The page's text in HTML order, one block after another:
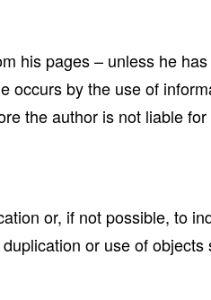
his pages – unless he
by the use of
the author is not liable
or, if not possible, to
or use of